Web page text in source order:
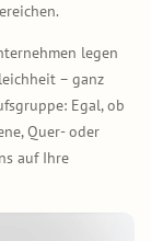
legen
– ganz
Egal, ob
Quer- oder
auf Ihre